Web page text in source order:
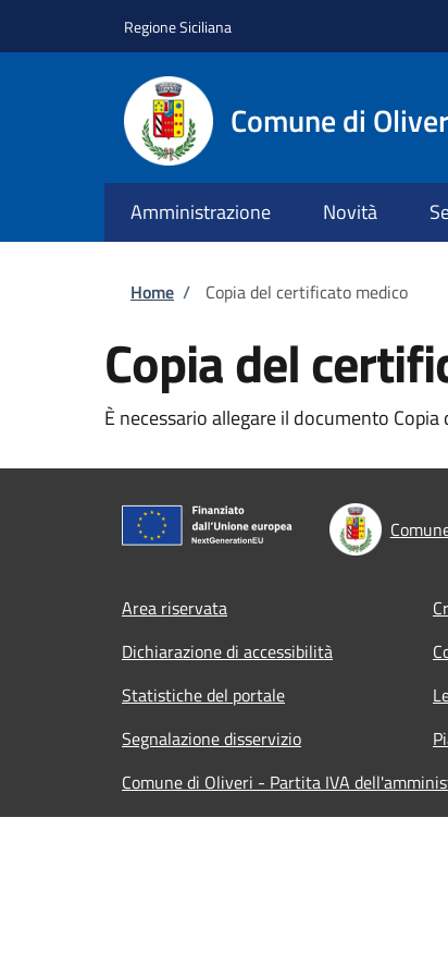
Regione Siciliana
Comune di
Amministrazione Novità
Briciole di pane
Home / Copia del certificato medico
Copia del
È necessario allegare il documento
Footer menu
Area riservata
Dichiarazione di accessibilità
Statistiche del portale
Segnalazione disservizio
Comune di Oliveri - Partita IVA